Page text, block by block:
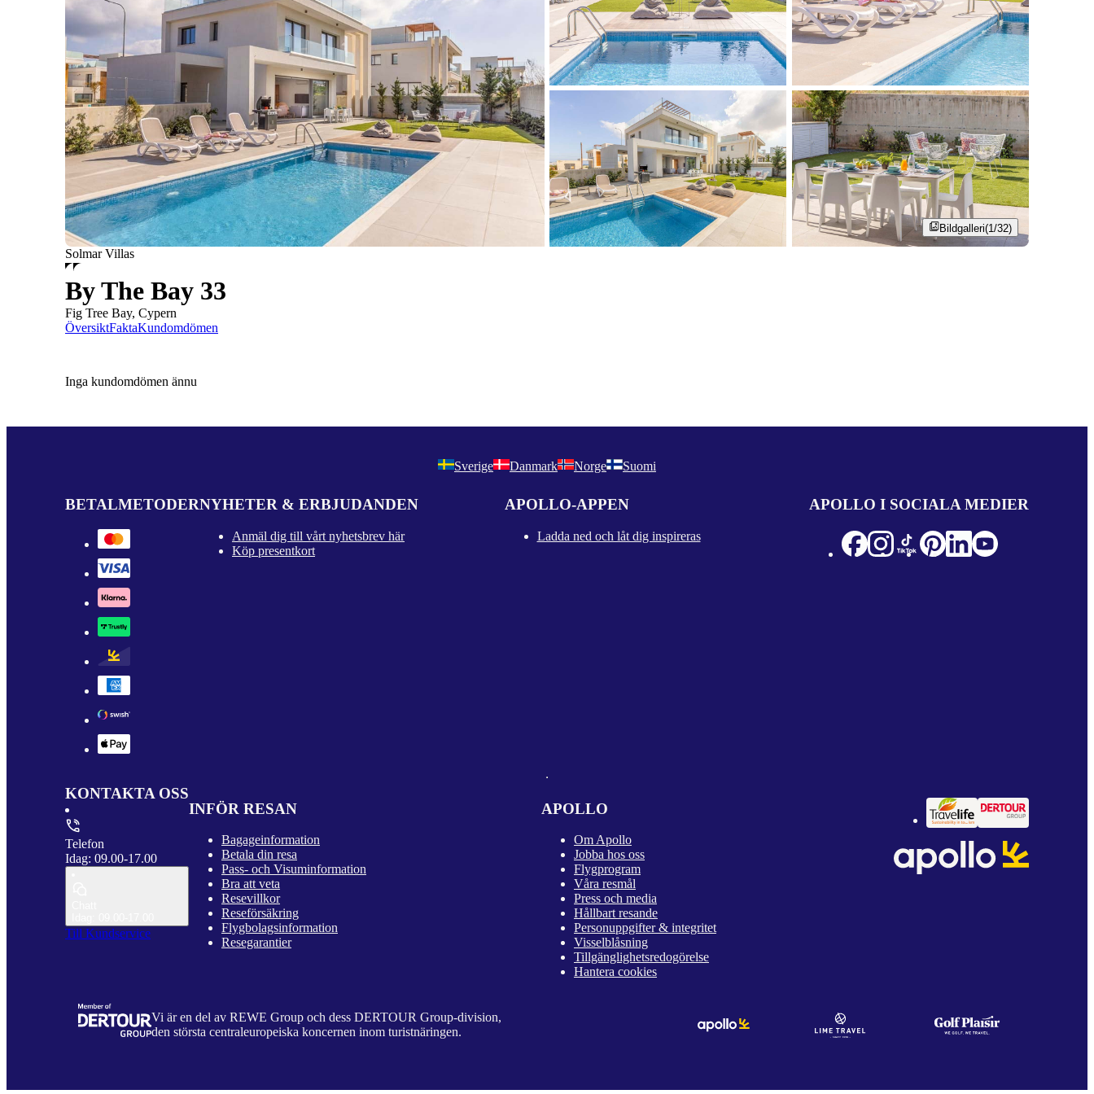
Bildgalleri(1/32)
Solmar Villas
By The Bay 33
Fig Tree Bay, Cypern
ÖversiktFaktaKundomdömen
Inga kundomdömen ännu
Sverige Danmark Norge Suomi
BETALMETODERNYHETER & ERBJUDANDEN
Anmäl dig till vårt nyhetsbrev här
Köp presentkort
APOLLO-APPEN
Ladda ned och låt dig inspireras
APOLLO I SOCIALA MEDIER
KONTAKTA OSS
Telefon
Idag: 09.00-17.00
Till Kundservice
INFÖR RESAN
Bagageinformation
Betala din resa
Pass- och Visuminformation
Bra att veta
Resevillkor
Reseförsäkring
Flygbolagsinformation
Resegarantier
APOLLO
Om Apollo
Jobba hos oss
Flygprogram
Våra resmål
Press och media
Hållbart resande
Personuppgifter & integritet
Visselblåsning
Tillgänglighetsredogörelse
Hantera cookies
Vi är en del av REWE Group och dess DERTOUR Group-division,
den största centraleuropeiska koncernen inom turistnäringen.